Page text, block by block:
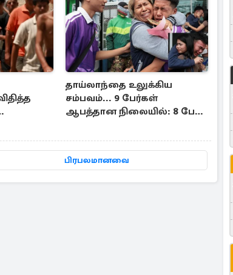
தாய்லாந்தை உலுக்கிய
சம்பவம்... 9 பேர்கள்
ஆபத்தான நிலையில்: 8 பேர்
பிரபலமானவை